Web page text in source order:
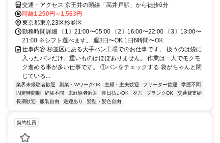
交通・アクセス 京王井の頭線「高井戸駅」から徒歩6分
時給1,250円～1,563円
東京都東京23区杉並区
勤務時間詳細 〔1〕21:00〜05:00 〔2〕16:00〜22:00 〔3〕13:00〜
21:00 ※シフト選べます。 週3日〜OK 1日6時間〜OK
仕事内容 杉並区にある大手パン工場でのお仕事です。 扱うのは袋に
入ったパンだけ。重いものはほぼありません。 作業は一人でモクモ
ク進める事が多い仕事です。 ①パンをチェックする 袋がちゃんと閉
じている...
業界未経験者歓迎 副業・WワークOK 主婦・主夫歓迎 フリーター歓迎
学歴不問
固定時間制
経験不問 未経験者歓迎 即日払いOK 夕方 ブランクOK
交通費支給
長期歓迎
服装自由 送迎あり 髪型・髪色自由
契約社員